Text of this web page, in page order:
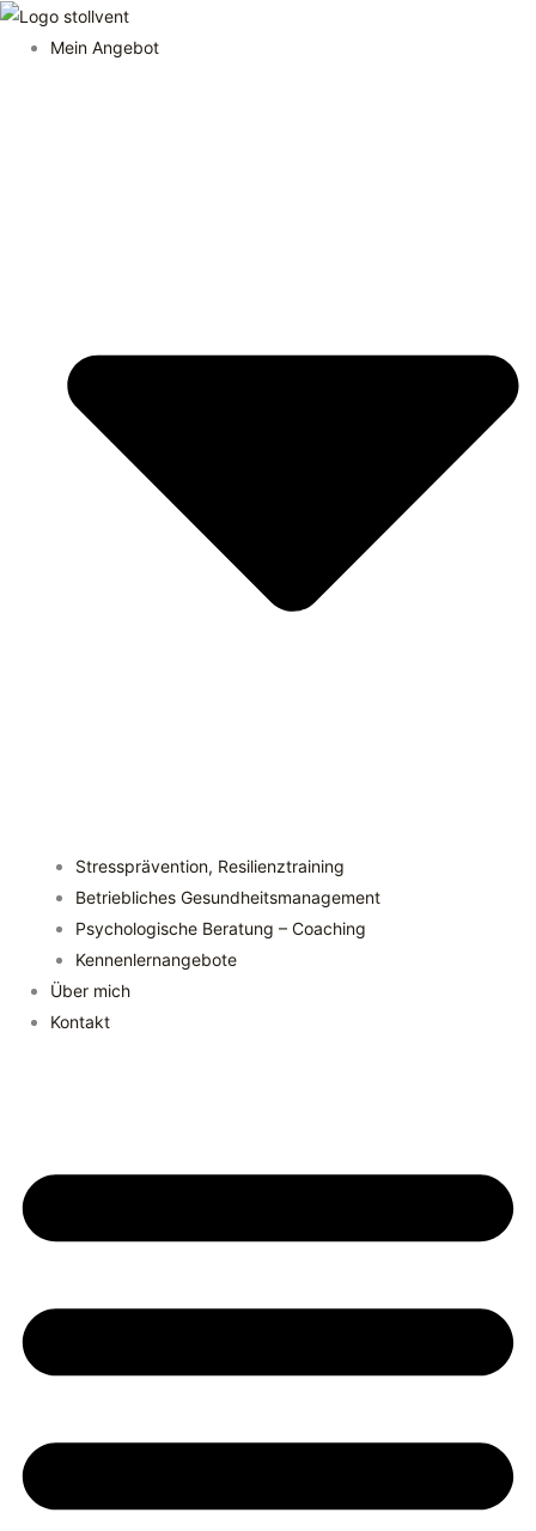
Zum
Inhalt
Mein Angebot
Stressprävention, Resilienztraining
Betriebliches Gesundheitsmanagement
Psychologische Beratung – Coaching
Kennenlernangebote
Über mich
Kontakt